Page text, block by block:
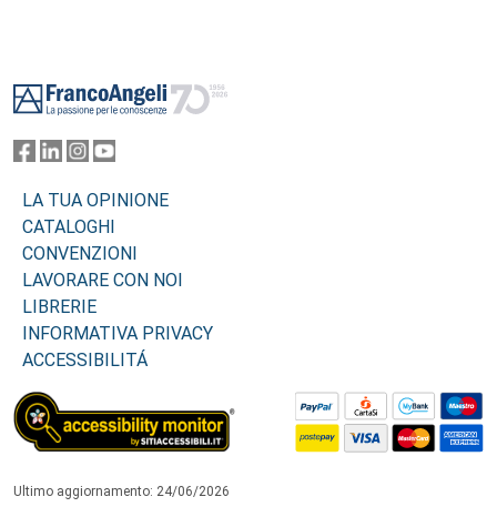
LA TUA OPINIONE
CATALOGHI
CONVENZIONI
LAVORARE CON NOI
LIBRERIE
INFORMATIVA PRIVACY
ACCESSIBILITÁ
Ultimo aggiornamento: 24/06/2026